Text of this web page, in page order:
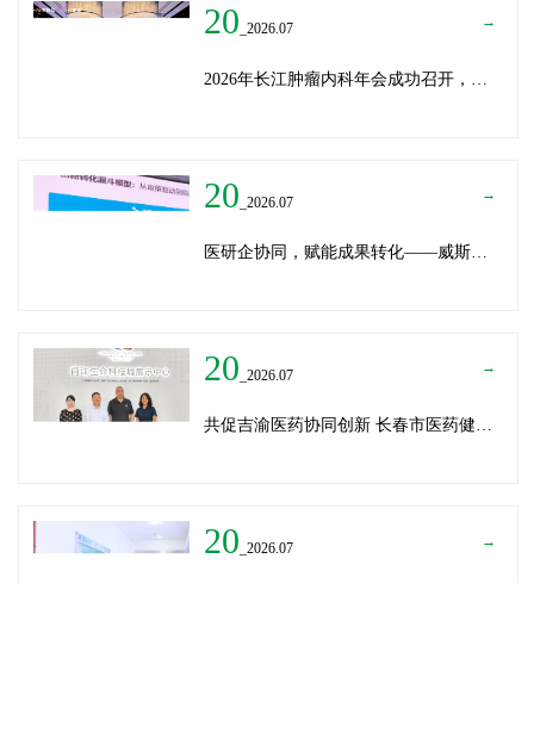
20 _2026.07 →
20 _2026.07 →
20 _2026.07 →
共促吉渝医药协同创新 长春市医药健康局与威斯腾生物走访重庆两江生命科技城
20 _2026.07 →